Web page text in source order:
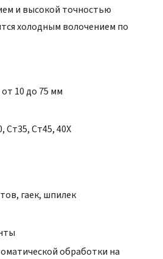
и высокой точностью
холодным волочением по
от 10 до 75 мм
Ст35, Ст45, 40Х
гаек, шпилек
обработки на